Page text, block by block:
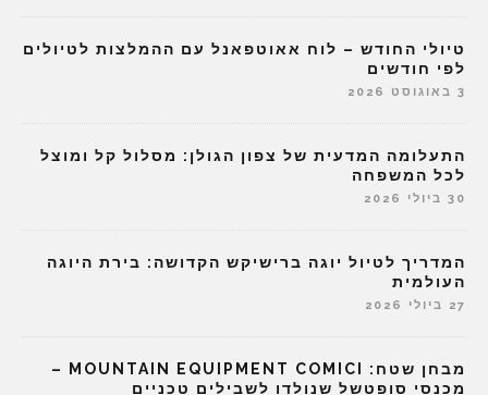
טיולי החודש – לוח אאוטפאנל עם ההמלצות לטיולים
לפי חודשים
3 באוגוסט 2026
התעלומה המדעית של צפון הגולן: מסלול קל ומוצל
לכל המשפחה
30 ביולי 2026
המדריך לטיול יוגה ברישיקש הקדושה: בירת היוגה
העולמית
27 ביולי 2026
מבחן שטח: MOUNTAIN EQUIPMENT COMICI –
מכנסי סופטשל שנולדו לשבילים טכניים